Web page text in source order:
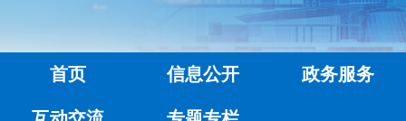
首页 信息公开 政务服务